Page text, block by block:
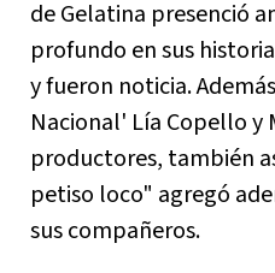
de Gelatina presenció
profundo en sus
y fueron noticia.
Nacional' Lía Copello y
productores, también
petiso loco" agregó
sus compañeros.